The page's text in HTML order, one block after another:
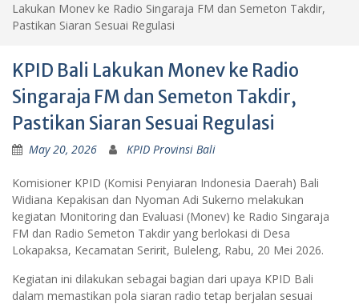
Lakukan Monev ke Radio Singaraja FM dan Semeton Takdir,
Pastikan Siaran Sesuai Regulasi
KPID Bali Lakukan Monev ke Radio
Singaraja FM dan Semeton Takdir,
Pastikan Siaran Sesuai Regulasi
May 20, 2026 KPID Provinsi Bali
Komisioner KPID (Komisi Penyiaran Indonesia Daerah) Bali
Widiana Kepakisan dan Nyoman Adi Sukerno melakukan
kegiatan Monitoring dan Evaluasi (Monev) ke Radio Singaraja
FM dan Radio Semeton Takdir yang berlokasi di Desa
Lokapaksa, Kecamatan Seririt, Buleleng, Rabu, 20 Mei 2026.
Kegiatan ini dilakukan sebagai bagian dari upaya KPID Bali
dalam memastikan pola siaran radio tetap berjalan sesuai